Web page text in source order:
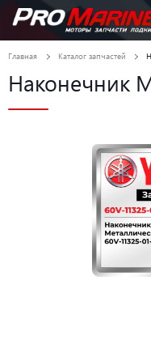
Главная Каталог запчастей
Наконечник